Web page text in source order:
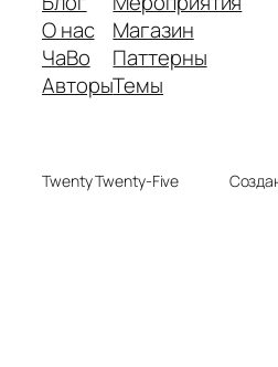
О нас
ЧаВо
Авторы
Магазин
Паттерны
Темы
Twenty Twenty-Five